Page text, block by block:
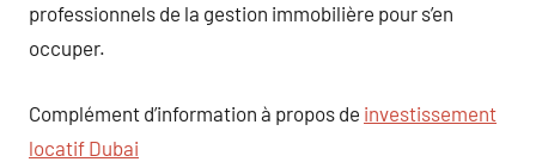
professionnels de la gestion immobilière pour s’en
occuper.
Complément d’information à propos de investissement
locatif Dubai